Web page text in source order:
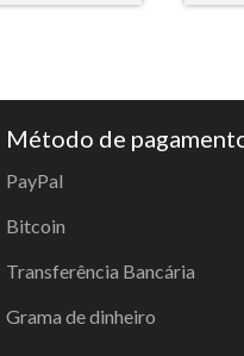
Método de
PayPal
Bitcoin
Transferência Bancária
Grama de dinheiro